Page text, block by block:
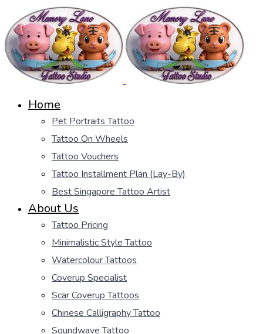
Home
Pet Portraits Tattoo
Tattoo On Wheels
Tattoo Vouchers
Tattoo Installment Plan (Lay-By)
Best Singapore Tattoo Artist
About Us
Tattoo Pricing
Minimalistic Style Tattoo
Watercolour Tattoos
Coverup Specialist
Scar Coverup Tattoos
Chinese Calligraphy Tattoo
Soundwave Tattoo